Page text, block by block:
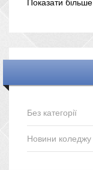
Показати більше
Без категорії
Новини коледжу